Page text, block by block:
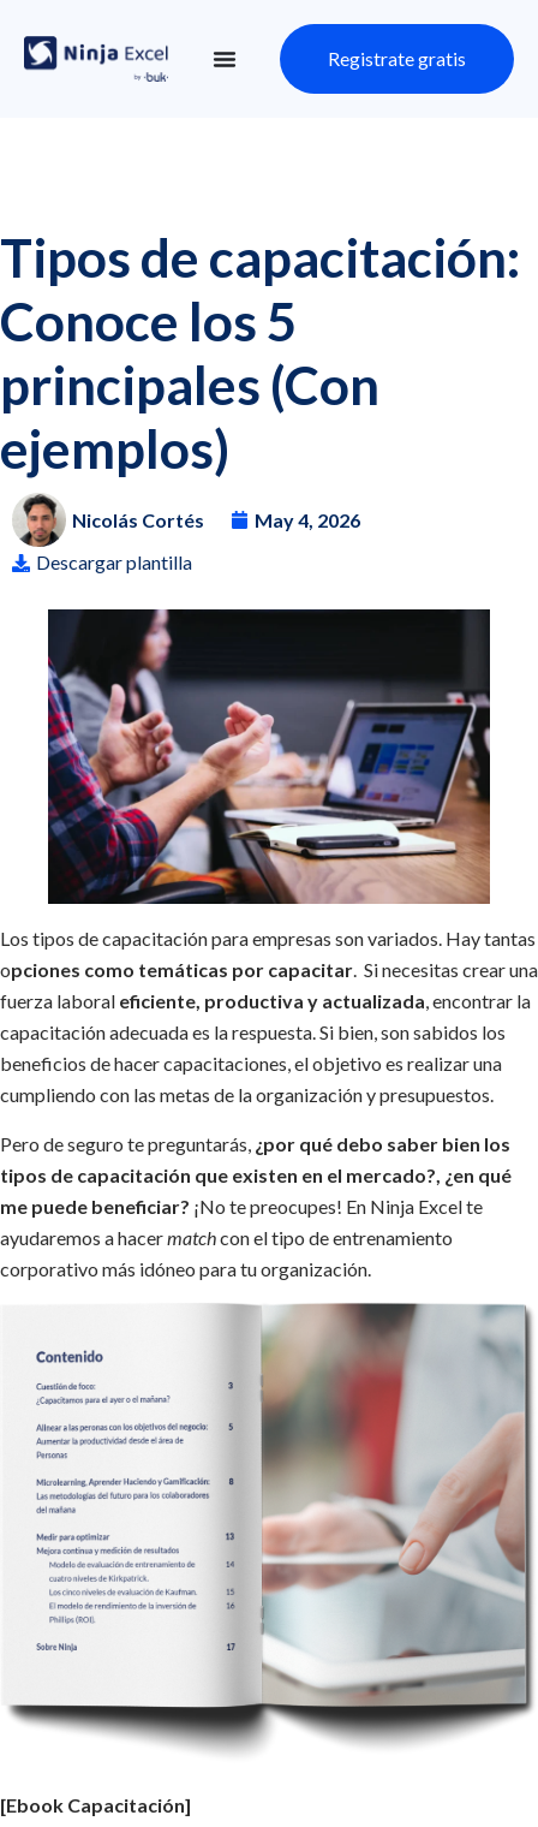
Registrate gratis
Tipos de capacitación:
Conoce los 5
principales (Con
ejemplos)
Nicolás Cortés
May 4, 2026
Descargar plantilla
Los tipos de capacitación para empresas son variados. Hay tantas
opciones como temáticas por capacitar. Si necesitas crear una
fuerza laboral eficiente, productiva y actualizada, encontrar la
capacitación adecuada es la respuesta. Si bien, son sabidos los
beneficios de hacer capacitaciones, el objetivo es realizar una
cumpliendo con las metas de la organización y presupuestos.
Pero de seguro te preguntarás, ¿por qué debo saber bien los
tipos de capacitación que existen en el mercado?, ¿en qué
me puede beneficiar? ¡No te preocupes! En Ninja Excel te
ayudaremos a hacermatchcon el tipo de entrenamiento
corporativo más idóneo para tu organización.
[Ebook Capacitación]